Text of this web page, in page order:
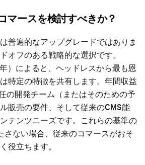
マースを検討すべきか？
普遍的なアップグレードではありま
オフのある戦略的な選択です。
）によると、ヘッドレスから最も恩
特定の特徴を共有します。年間収益
の開発チーム（またはそのための予
販売の要件、そして従来のCMS能
テンツニーズです。これらの基準の
さない場合、従来のコマースがおそ
役立ちます。